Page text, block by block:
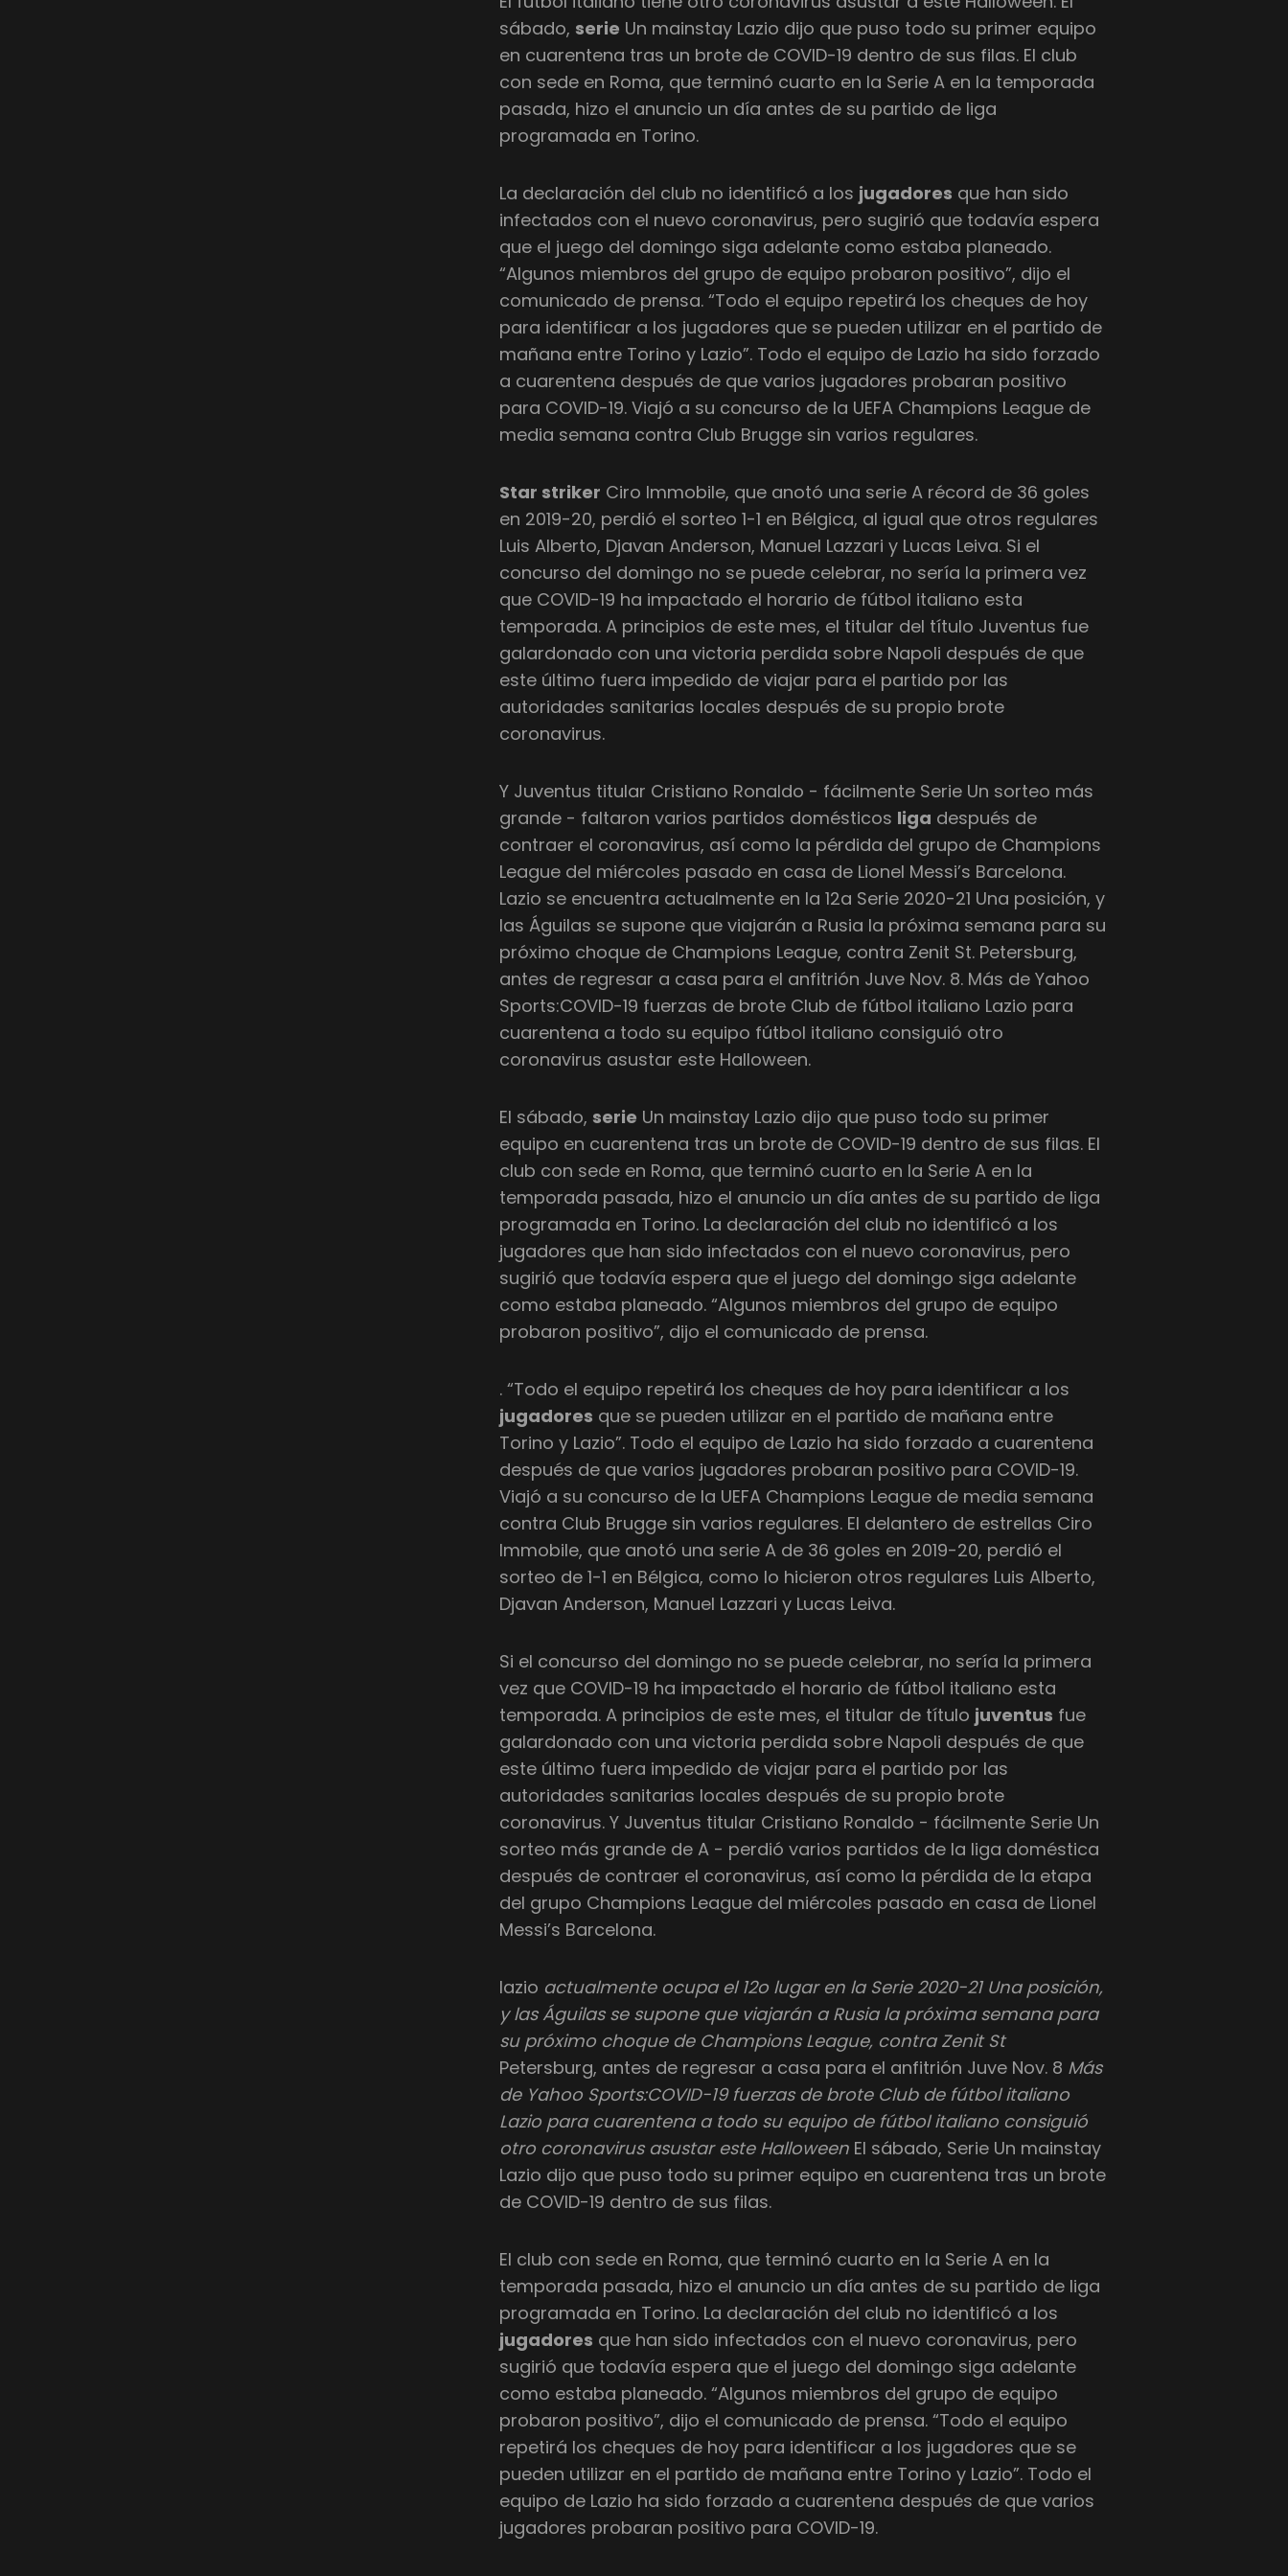
sábado, serie Un mainstay Lazio dijo que puso todo su primer equipo
en cuarentena tras un brote de COVID-19 dentro de sus filas. El club
con sede en Roma, que terminó cuarto en la Serie A en la temporada
pasada, hizo el anuncio un día antes de su partido de liga
programada en Torino.
La declaración del club no identificó a los jugadores que han sido
infectados con el nuevo coronavirus, pero sugirió que todavía espera
que el juego del domingo siga adelante como estaba planeado.
“Algunos miembros del grupo de equipo probaron positivo”, dijo el
comunicado de prensa. “Todo el equipo repetirá los cheques de hoy
para identificar a los jugadores que se pueden utilizar en el partido de
mañana entre Torino y Lazio”. Todo el equipo de Lazio ha sido forzado
a cuarentena después de que varios jugadores probaran positivo
para COVID-19. Viajó a su concurso de la UEFA Champions League de
media semana contra Club Brugge sin varios regulares.
Star striker Ciro Immobile, que anotó una serie A récord de 36 goles
en 2019-20, perdió el sorteo 1-1 en Bélgica, al igual que otros regulares
Luis Alberto, Djavan Anderson, Manuel Lazzari y Lucas Leiva. Si el
concurso del domingo no se puede celebrar, no sería la primera vez
que COVID-19 ha impactado el horario de fútbol italiano esta
temporada. A principios de este mes, el titular del título Juventus fue
galardonado con una victoria perdida sobre Napoli después de que
este último fuera impedido de viajar para el partido por las
autoridades sanitarias locales después de su propio brote
coronavirus.
Y Juventus titular Cristiano Ronaldo - fácilmente Serie Un sorteo más
grande - faltaron varios partidos domésticos liga después de
contraer el coronavirus, así como la pérdida del grupo de Champions
League del miércoles pasado en casa de Lionel Messi’s Barcelona.
Lazio se encuentra actualmente en la 12a Serie 2020-21 Una posición, y
las Águilas se supone que viajarán a Rusia la próxima semana para su
próximo choque de Champions League, contra Zenit St. Petersburg,
antes de regresar a casa para el anfitrión Juve Nov. 8. Más de Yahoo
Sports:COVID-19 fuerzas de brote Club de fútbol italiano Lazio para
cuarentena a todo su equipo fútbol italiano consiguió otro
coronavirus asustar este Halloween.
El sábado, serie Un mainstay Lazio dijo que puso todo su primer
equipo en cuarentena tras un brote de COVID-19 dentro de sus filas. El
club con sede en Roma, que terminó cuarto en la Serie A en la
temporada pasada, hizo el anuncio un día antes de su partido de liga
programada en Torino. La declaración del club no identificó a los
jugadores que han sido infectados con el nuevo coronavirus, pero
sugirió que todavía espera que el juego del domingo siga adelante
como estaba planeado. “Algunos miembros del grupo de equipo
probaron positivo”, dijo el comunicado de prensa.
. “Todo el equipo repetirá los cheques de hoy para identificar a los
jugadores que se pueden utilizar en el partido de mañana entre
Torino y Lazio”. Todo el equipo de Lazio ha sido forzado a cuarentena
después de que varios jugadores probaran positivo para COVID-19.
Viajó a su concurso de la UEFA Champions League de media semana
contra Club Brugge sin varios regulares. El delantero de estrellas Ciro
Immobile, que anotó una serie A de 36 goles en 2019-20, perdió el
sorteo de 1-1 en Bélgica, como lo hicieron otros regulares Luis Alberto,
Djavan Anderson, Manuel Lazzari y Lucas Leiva.
Si el concurso del domingo no se puede celebrar, no sería la primera
vez que COVID-19 ha impactado el horario de fútbol italiano esta
temporada. A principios de este mes, el titular de título juventus fue
galardonado con una victoria perdida sobre Napoli después de que
este último fuera impedido de viajar para el partido por las
autoridades sanitarias locales después de su propio brote
coronavirus. Y Juventus titular Cristiano Ronaldo - fácilmente Serie Un
sorteo más grande de A - perdió varios partidos de la liga doméstica
después de contraer el coronavirus, así como la pérdida de la etapa
del grupo Champions League del miércoles pasado en casa de Lionel
Messi’s Barcelona.
lazio actualmente ocupa el 12o lugar en la Serie 2020-21 Una posición,
y las Águilas se supone que viajarán a Rusia la próxima semana para
su próximo choque de Champions League, contra Zenit St
Petersburg, antes de regresar a casa para el anfitrión Juve Nov. 8 Más
de Yahoo Sports:COVID-19 fuerzas de brote Club de fútbol italiano
Lazio para cuarentena a todo su equipo de fútbol italiano consiguió
otro coronavirus asustar este Halloween El sábado, Serie Un mainstay
Lazio dijo que puso todo su primer equipo en cuarentena tras un brote
de COVID-19 dentro de sus filas.
El club con sede en Roma, que terminó cuarto en la Serie A en la
temporada pasada, hizo el anuncio un día antes de su partido de liga
programada en Torino. La declaración del club no identificó a los
jugadores que han sido infectados con el nuevo coronavirus, pero
sugirió que todavía espera que el juego del domingo siga adelante
como estaba planeado. “Algunos miembros del grupo de equipo
probaron positivo”, dijo el comunicado de prensa. “Todo el equipo
repetirá los cheques de hoy para identificar a los jugadores que se
pueden utilizar en el partido de mañana entre Torino y Lazio”. Todo el
equipo de Lazio ha sido forzado a cuarentena después de que varios
jugadores probaran positivo para COVID-19.